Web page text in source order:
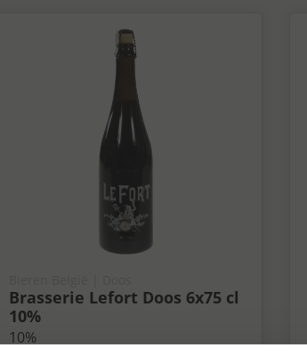
Brasserie Lefort Doos 6x75 cl
10%
10%